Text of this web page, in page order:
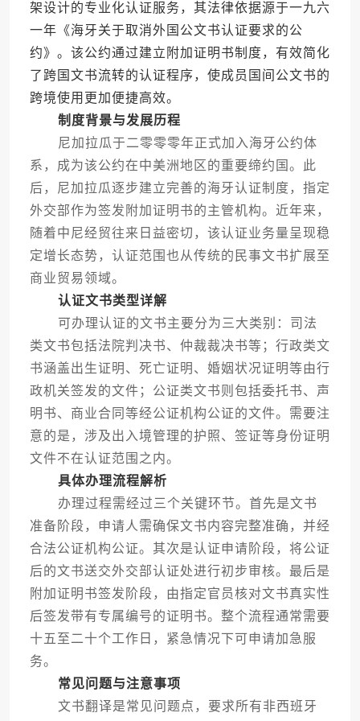
架设计的专业化认证服务，其法律依据源于一九六
一年《海牙关于取消外国公文书认证要求的公
约》。该公约通过建立附加证明书制度，有效简化
了跨国文书流转的认证程序，使成员国间公文书的
跨境使用更加便捷高效。
制度背景与发展历程
尼加拉瓜于二零零零年正式加入海牙公约体
系，成为该公约在中美洲地区的重要缔约国。此
后，尼加拉瓜逐步建立完善的海牙认证制度，指定
外交部作为签发附加证明书的主管机构。近年来，
随着中尼经贸往来日益密切，该认证业务量呈现稳
定增长态势，认证范围也从传统的民事文书扩展至
商业贸易领域。
认证文书类型详解
可办理认证的文书主要分为三大类别：司法
类文书包括法院判决书、仲裁裁决书等；行政类文
书涵盖出生证明、死亡证明、婚姻状况证明等由行
政机关签发的文件；公证类文书则包括委托书、声
明书、商业合同等经公证机构公证的文件。需要注
意的是，涉及出入境管理的护照、签证等身份证明
文件不在认证范围之内。
具体办理流程解析
办理过程需经过三个关键环节。首先是文书
准备阶段，申请人需确保文书内容完整准确，并经
合法公证机构公证。其次是认证申请阶段，将公证
后的文书送交外交部认证处进行初步审核。最后是
附加证明书签发阶段，由指定官员核对文书真实性
后签发带有专属编号的证明书。整个流程通常需要
十五至二十个工作日，紧急情况下可申请加急服
务。
常见问题与注意事项
文书翻译是常见问题点，要求所有非西班牙